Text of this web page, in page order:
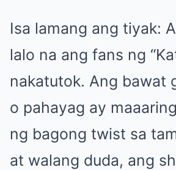
Isa lamang ang tiyak:
lalo na ang fans ng
nakatutok. Ang bawat
o pahayag ay
ng bagong twist sa
at walang duda, ang